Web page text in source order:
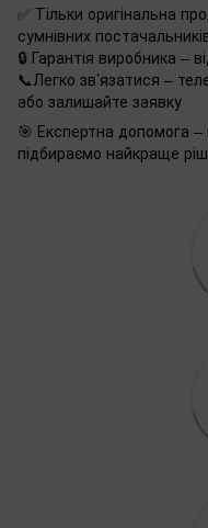
✅ Тільки оригінальна
сумнівних
🔒 Гарантія виробника –
📞Легко зв’язатися –
або залишайте заявку
🎯 Експертна допомога
підбираємо найкраще